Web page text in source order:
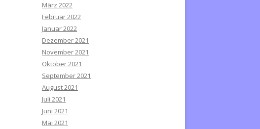
März 2022
Februar 2022
Januar 2022
Dezember 2021
November 2021
Oktober 2021
September 2021
August 2021
Juli 2021
Juni 2021
Mai 2021